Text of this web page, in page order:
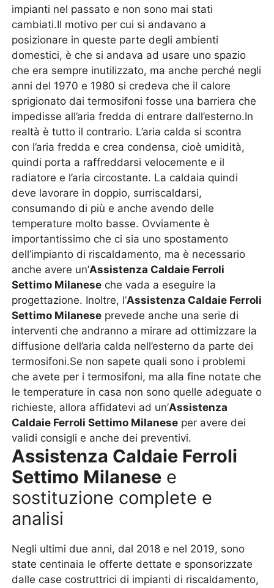
impianti nel passato e non sono mai stati
cambiati.Il motivo per cui si andavano a
posizionare in queste parte degli ambienti
domestici, è che si andava ad usare uno spazio
che era sempre inutilizzato, ma anche perché negli
anni del 1970 e 1980 si credeva che il calore
sprigionato dai termosifoni fosse una barriera che
impedisse all’aria fredda di entrare dall’esterno.In
realtà è tutto il contrario. L’aria calda si scontra
con l’aria fredda e crea condensa, cioè umidità,
quindi porta a raffreddarsi velocemente e il
radiatore e l’aria circostante. La caldaia quindi
deve lavorare in doppio, surriscaldarsi,
consumando di più e anche avendo delle
temperature molto basse. Ovviamente è
importantissimo che ci sia uno spostamento
dell’impianto di riscaldamento, ma è necessario
anche avere un’Assistenza Caldaie Ferroli
Settimo Milanese che vada a eseguire la
progettazione. Inoltre, l’Assistenza Caldaie Ferroli
Settimo Milanese prevede anche una serie di
interventi che andranno a mirare ad ottimizzare la
diffusione dell’aria calda nell’esterno da parte dei
termosifoni.Se non sapete quali sono i problemi
che avete per i termosifoni, ma alla fine notate che
le temperature in casa non sono quelle adeguate o
richieste, allora affidatevi ad un’Assistenza
Caldaie Ferroli Settimo Milanese per avere dei
validi consigli e anche dei preventivi.
Assistenza Caldaie Ferroli
Settimo Milanese e
sostituzione complete e
analisi
Negli ultimi due anni, dal 2018 e nel 2019, sono
state centinaia le offerte dettate e sponsorizzate
dalle case costruttrici di impianti di riscaldamento,